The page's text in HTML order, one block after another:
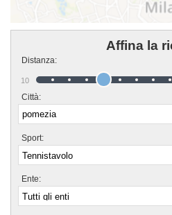
Affina la
Distanza:
10
Città:
Sport:
Ente: